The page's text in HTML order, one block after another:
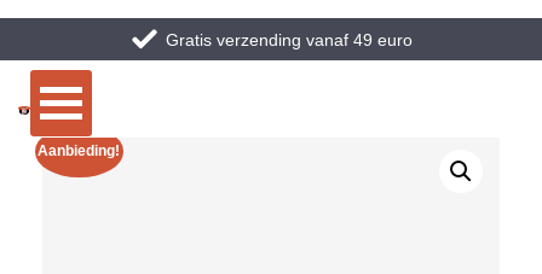
Gratis verzending vanaf 49 euro
Aanbieding!